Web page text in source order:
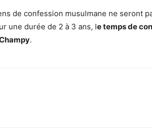
de confession musulmane ne seront
une durée de 2 à 3 ans, le temps de
.